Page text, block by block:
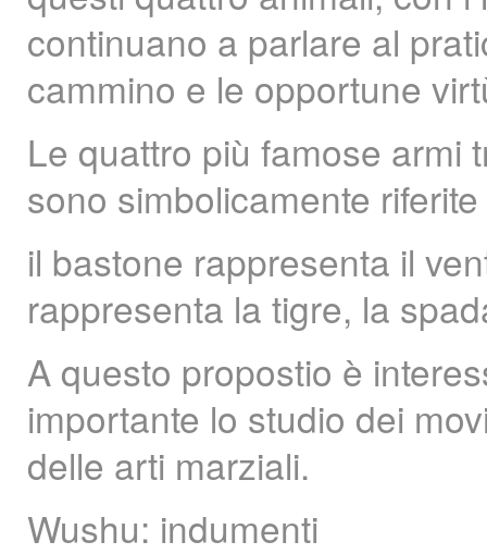
continuano a parlare al
cammino e le opportune
Le quattro più famose armi
sono simbolicamente
il bastone rappresenta il
rappresenta la tigre, la
A questo propostio è
importante lo studio dei
delle arti marziali.
Wushu: indumenti